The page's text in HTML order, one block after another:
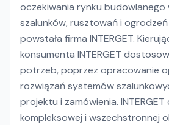
oczekiwania rynku budowlanego
szalunków, rusztowań i
powstała firma INTERGET.
konsumenta INTERGET
potrzeb, poprzez opracowanie
rozwiązań systemów
projektu i zamówienia.
kompleksowej i wszechstronnej